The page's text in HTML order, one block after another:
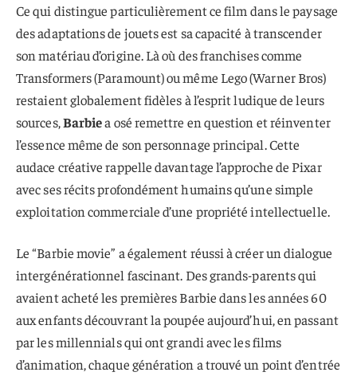
Ce qui distingue particulièrement ce film dans le paysage
des adaptations de jouets est sa capacité à transcender
son matériau d’origine. Là où des franchises comme
Transformers (Paramount) ou même Lego (Warner Bros)
restaient globalement fidèles à l’esprit ludique de leurs
sources,Barbiea osé remettre en question et réinventer
l’essence même de son personnage principal. Cette
audace créative rappelle davantage l’approche de Pixar
avec ses récits profondément humains qu’une simple
exploitation commerciale d’une propriété intellectuelle.
Le “Barbie movie” a également réussi à créer un dialogue
intergénérationnel fascinant. Des grands-parents qui
avaient acheté les premières Barbie dans les années 60
aux enfants découvrant la poupée aujourd’hui, en passant
par les millennials qui ont grandi avec les films
d’animation, chaque génération a trouvé un point d’entrée